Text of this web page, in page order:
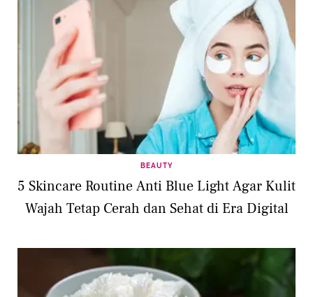
BEAUTY
5 Skincare Routine Anti Blue Light Agar Kulit
Wajah Tetap Cerah dan Sehat di Era Digital